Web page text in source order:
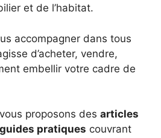
et de l’habitat.
accompagner dans tous
d’acheter, vendre,
embellir votre cadre de
proposons des articles
guides pratiques couvrant